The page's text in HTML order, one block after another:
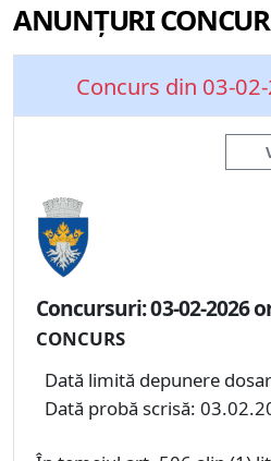
ANUNȚURI
Concurs din 03-
Concursuri: 03-02-2026
CONCURS
Dată limită depunere
Dată probă scrisă: